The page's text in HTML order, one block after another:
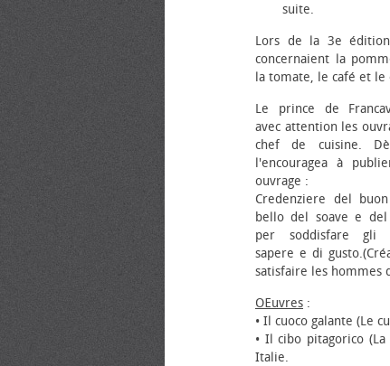
suite.
Lors de la 3e
concernaient la
la tomate, le café et le
Le prince de
avec attention les
chef de cuisine.
l'encouragea à
ouvrage :
Credenziere del
bello del soave e
per soddisfare gli
sapere e di
satisfaire les hommes
Œuvres :
• Il cuoco galante (Le
• Il cibo pitagorico
Italie.